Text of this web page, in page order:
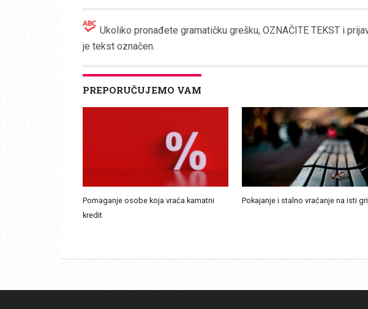
Ukoliko pronađete gramatičku grešku, OZNAČITE TEKST i
je tekst označen.
PREPORUČUJEMO VAM
Pomaganje osobe koja vraća kamatni
kredit
Pokajanje i stalno vraćanje na isti